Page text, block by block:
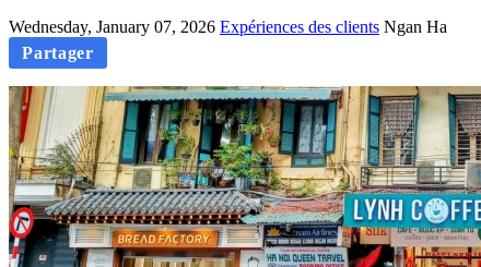
Wednesday, January 07, 2026 Expériences des clients Ngan Ha
Partager